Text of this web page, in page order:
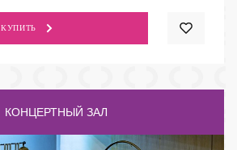
КУПИТЬ
КОНЦЕРТНЫЙ ЗАЛ